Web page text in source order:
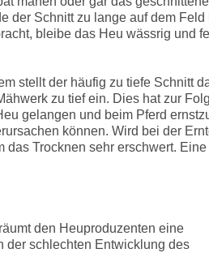
der Schnitt zu lange auf dem
bleibe das Heu wässrig und
stellt der häufig zu tiefe Schnitt
zu tief ein. Dies hat zur
gelangen und beim Pferd
können. Wird bei der
das Trocknen sehr erschwert.
den Heuproduzenten eine
der schlechten Entwicklung des